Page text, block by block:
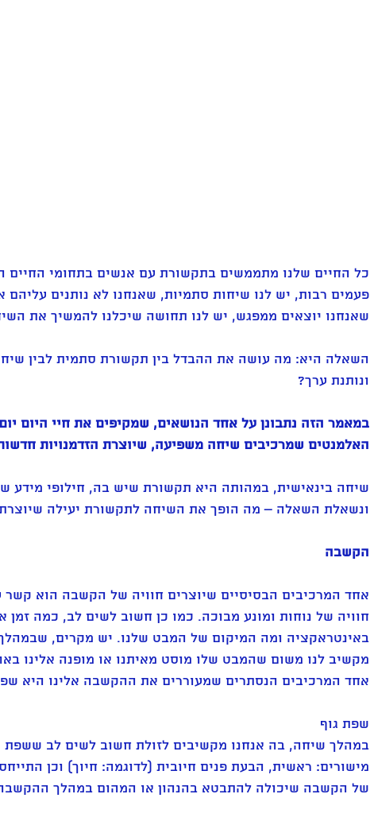
כל החיים שלנו מתממשים בתקשורת עם אנשים בתחומי החיים
פעמים רבות, יש לנו שיחות סתמיות, שאנחנו לא נותנים
שאנחנו יוצאים ממפגש, יש לנו תחושה שיכלנו להמשיך את
השאלה היא: מה עושה את ההבדל בין תקשורת סתמית לבין
ונותנת ערך?
במאמר הזה נתבונן על אחד הנושאים, שמקיפים את חיי היום
האלמנטים שמרכיבים שיחה משפיעה, שיוצרת הזדמנויות
שיחה בינאישית, במהותה היא תקשורת שיש בה, חילופי מידע
ונשאלת השאלה – מה הופך את השיחה לתקשורת יעילה
הקשבה
אחד המרכיבים הבסיסיים שיוצרים חוויה של הקשבה הוא קשר
חוויה של נוחות ומונע מבוכה. כמו כן חשוב לשים לב, כמה זמן
באינטראקציה ומה המיקום של המבט שלנו. יש מקרים, שבמהלך
מקשיב לנו משום שהמבט שלו מוסט מאיתנו או מופנה אלינו
אחד המרכיבים הנסתרים שמעוררים את ההקשבה אלינו היא
שפת גוף
במהלך שיחה, בה אנחנו מקשיבים לזולת חשוב לשים לב ששפת
מישורים: ראשית, הבעת פנים חיובית (לדוגמה: חיוך) וכן
של הקשבה שיכולה להתבטא בהנהון או המהום במהלך